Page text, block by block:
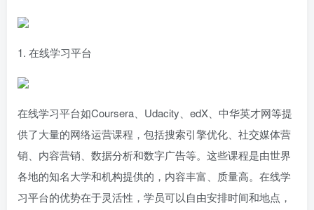
1. 在线学习平台
在线学习平台如Coursera、Udacity、edX、中华英才网等提
供了大量的网络运营课程，包括搜索引擎优化、社交媒体营
销、内容营销、数据分析和数字广告等。这些课程是由世界
各地的知名大学和机构提供的，内容丰富、质量高。在线学
习平台的优势在于灵活性，学员可以自由安排时间和地点，